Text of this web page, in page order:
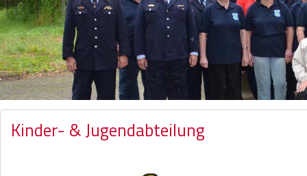
Kinder- & Jugendabteilung